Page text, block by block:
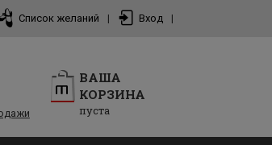
Список желаний | Вход |
ВАША
КОРЗИНА
пуста